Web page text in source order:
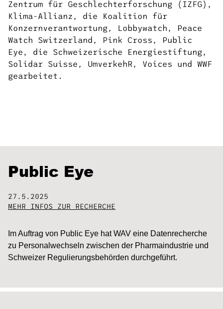
Zentrum für Geschlechterforschung (IZFG),
Klima-Allianz, die Koalition für
Konzernverantwortung, Lobbywatch, Peace
Watch Switzerland, Pink Cross, Public
Eye, die Schweizerische Energiestiftung,
Solidar Suisse, UmverkehR, Voices und WWF
gearbeitet.
Public Eye
27.5.2025
MEHR INFOS ZUR RECHERCHE
Im Auftrag von Public Eye hat WAV eine Datenrecherche
zu Personalwechseln zwischen der Pharmaindustrie und
Schweizer Regulierungsbehörden durchgeführt.